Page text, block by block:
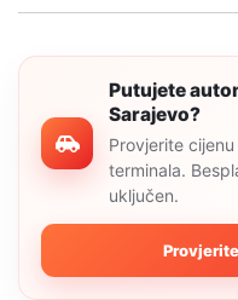
Putujete
Sarajevo?
Provjerite
terminala.
uključen.